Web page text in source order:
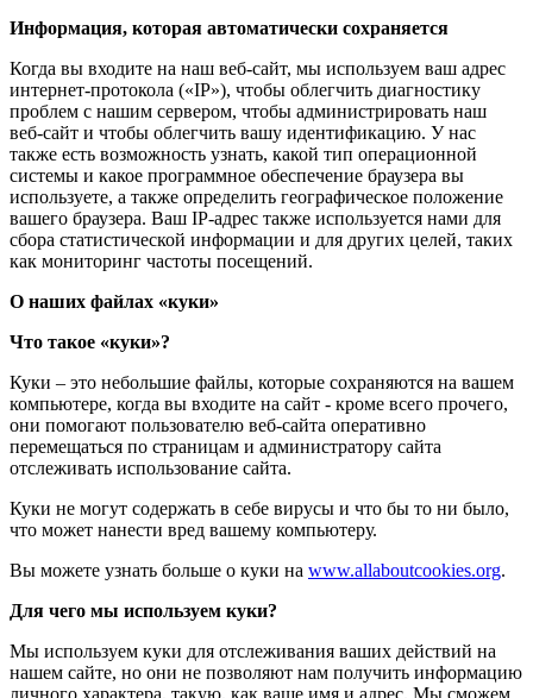
Информация, которая автоматически сохраняется
Когда вы входите на наш веб-сайт, мы используем ваш адрес
интернет-протокола («IP»), чтобы облегчить диагностику
проблем с нашим сервером, чтобы администрировать наш
веб-сайт и чтобы облегчить вашу идентификацию. У нас
также есть возможность узнать, какой тип операционной
системы и какое программное обеспечение браузера вы
используете, а также определить географическое положение
вашего браузера. Ваш IP-адрес также используется нами для
сбора статистической информации и для других целей, таких
как мониторинг частоты посещений.
О наших файлах «куки»
Что такое «куки»?
Куки – это небольшие файлы, которые сохраняются на вашем
компьютере, когда вы входите на сайт - кроме всего прочего,
они помогают пользователю веб-сайта оперативно
перемещаться по страницам и администратору сайта
отслеживать использование сайта.
Куки не могут содержать в себе вирусы и что бы то ни было,
что может нанести вред вашему компьютеру.
Вы можете узнать больше о куки на www.allaboutcookies.org.
Для чего мы используем куки?
Мы используем куки для отслеживания ваших действий на
нашем сайте, но они не позволяют нам получить информацию